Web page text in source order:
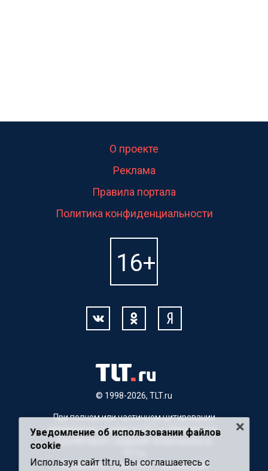
© 1998-2026, TLT.ru
О проекте
Реклама
Правила портала
Политика конфиденциальности
При полном или частичном цитировании
материалов, ссылка на TLT.ru обязательна.
Для Интернет-изданий гиперссылка на
Материалы с пометкой "Партнерский
Уведомление об использовании файлов
cookie
Используя сайт tlt.ru, Вы соглашаетесь с